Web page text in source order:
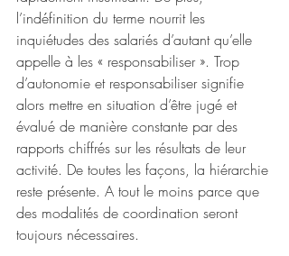
l’indéfinition du terme nourrit les
inquiétudes des salariés d’autant qu’elle
appelle à les « responsabiliser ». Trop
d’autonomie et responsabiliser signifie
alors mettre en situation d’être jugé et
évalué de manière constante par des
rapports chiffrés sur les résultats de leur
activité. De toutes les façons, la hiérarchie
reste présente. A tout le moins parce que
des modalités de coordination seront
toujours nécessaires.